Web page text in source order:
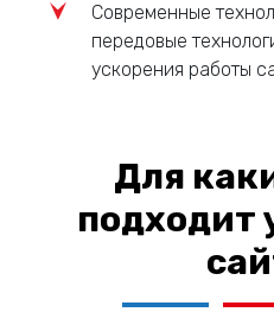
Современные
передовые
ускорения работы
Для
подходит